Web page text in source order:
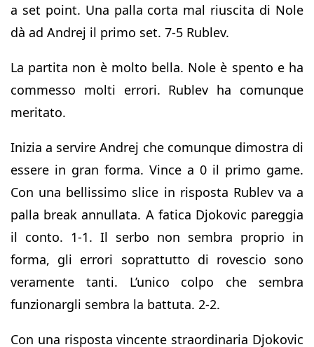
a set point. Una palla corta mal riuscita di Nole
dà ad Andrej il primo set. 7-5 Rublev.
La partita non è molto bella. Nole è spento e ha
commesso molti errori. Rublev ha comunque
meritato.
Inizia a servire Andrej che comunque dimostra di
essere in gran forma. Vince a 0 il primo game.
Con una bellissimo slice in risposta Rublev va a
palla break annullata. A fatica Djokovic pareggia
il conto. 1-1. Il serbo non sembra proprio in
forma, gli errori soprattutto di rovescio sono
veramente tanti. L’unico colpo che sembra
funzionargli sembra la battuta. 2-2.
Con una risposta vincente straordinaria Djokovic